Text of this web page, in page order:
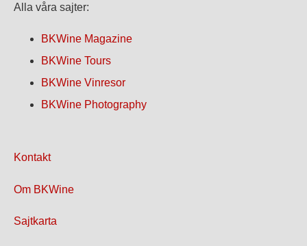
Alla våra sajter:
BKWine Magazine
BKWine Tours
BKWine Vinresor
BKWine Photography
Kontakt
Om BKWine
Sajtkarta